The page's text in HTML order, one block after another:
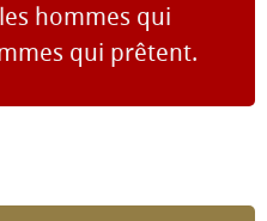
hommes qui
qui prêtent.